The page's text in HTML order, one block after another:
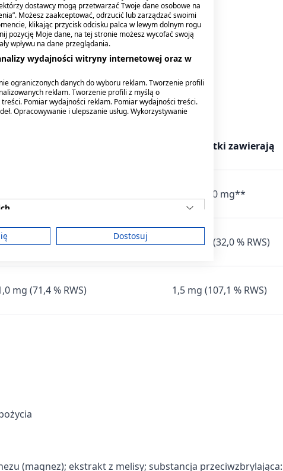
3 tabletki zawierają
150,0 mg**
mg (21,4 % RWS*) 120,0 mg (32,0 % RWS)
mg (71,4 % RWS) 1,5 mg (107,1 % RWS)
(magnez); ekstrakt z melisy; substancja
dostawcy mogą przetwarzać Twoje dane osobowe na
Możesz zaakceptować, odrzucić lub zarządzać swoimi
klikając przycisk odcisku palca w lewym dolnym rogu
pozycję Moje dane, na tej stronie możesz wycofać swoją
wpływu na dane przeglądania.
wydajności witryny internetowej oraz w
ograniczonych danych do wyboru reklam. Tworzenie profili
reklam. Tworzenie profili z myślą o
Pomiar wydajności reklam. Pomiar wydajności treści.
Opracowywanie i ulepszanie usług. Wykorzystywanie
Dostosuj